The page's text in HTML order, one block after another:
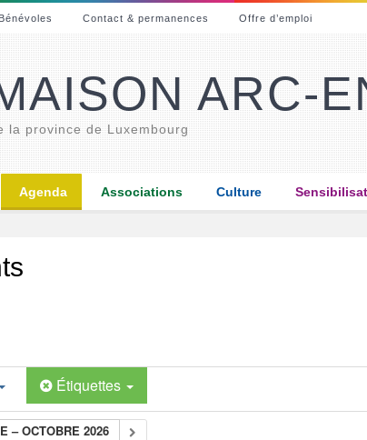
Bénévoles Contact & permanences Offre d’emploi
ARC-
la province de Luxembourg
Agenda Associations Culture
Étiquettes
– OCTOBRE 2026